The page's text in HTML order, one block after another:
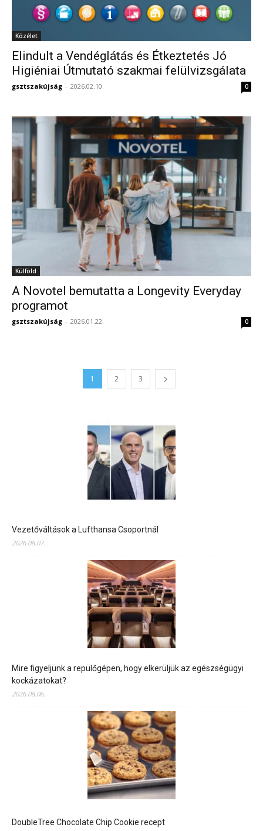
Közélet
Elindult a Vendéglátás és Étkeztetés Jó
Higiéniai Útmutató szakmai felülvizsgálata
gsztszakújság - 2026.02.10. 0
Külföld
A Novotel bemutatta a Longevity Everyday
programot
gsztszakújság - 2026.01.22. 0
1 2 3
Vezetőváltások a Lufthansa Csoportnál
2026.08.07.
Mire figyeljünk a repülőgépen, hogy elkerüljük az egészségügyi
kockázatokat?
2026.08.06.
DoubleTree Chocolate Chip Cookie recept